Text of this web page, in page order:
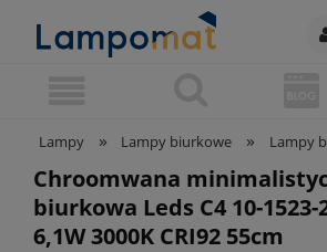
Lampy » Lampy biurkowe » Lampy
Chroomwana
biurkowa Leds C4 10-1523-
6,1W 3000K CRI92 55cm